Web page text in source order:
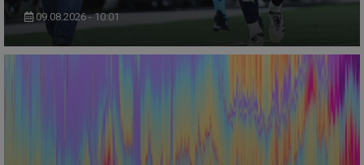
09.08.2026 - 10:01